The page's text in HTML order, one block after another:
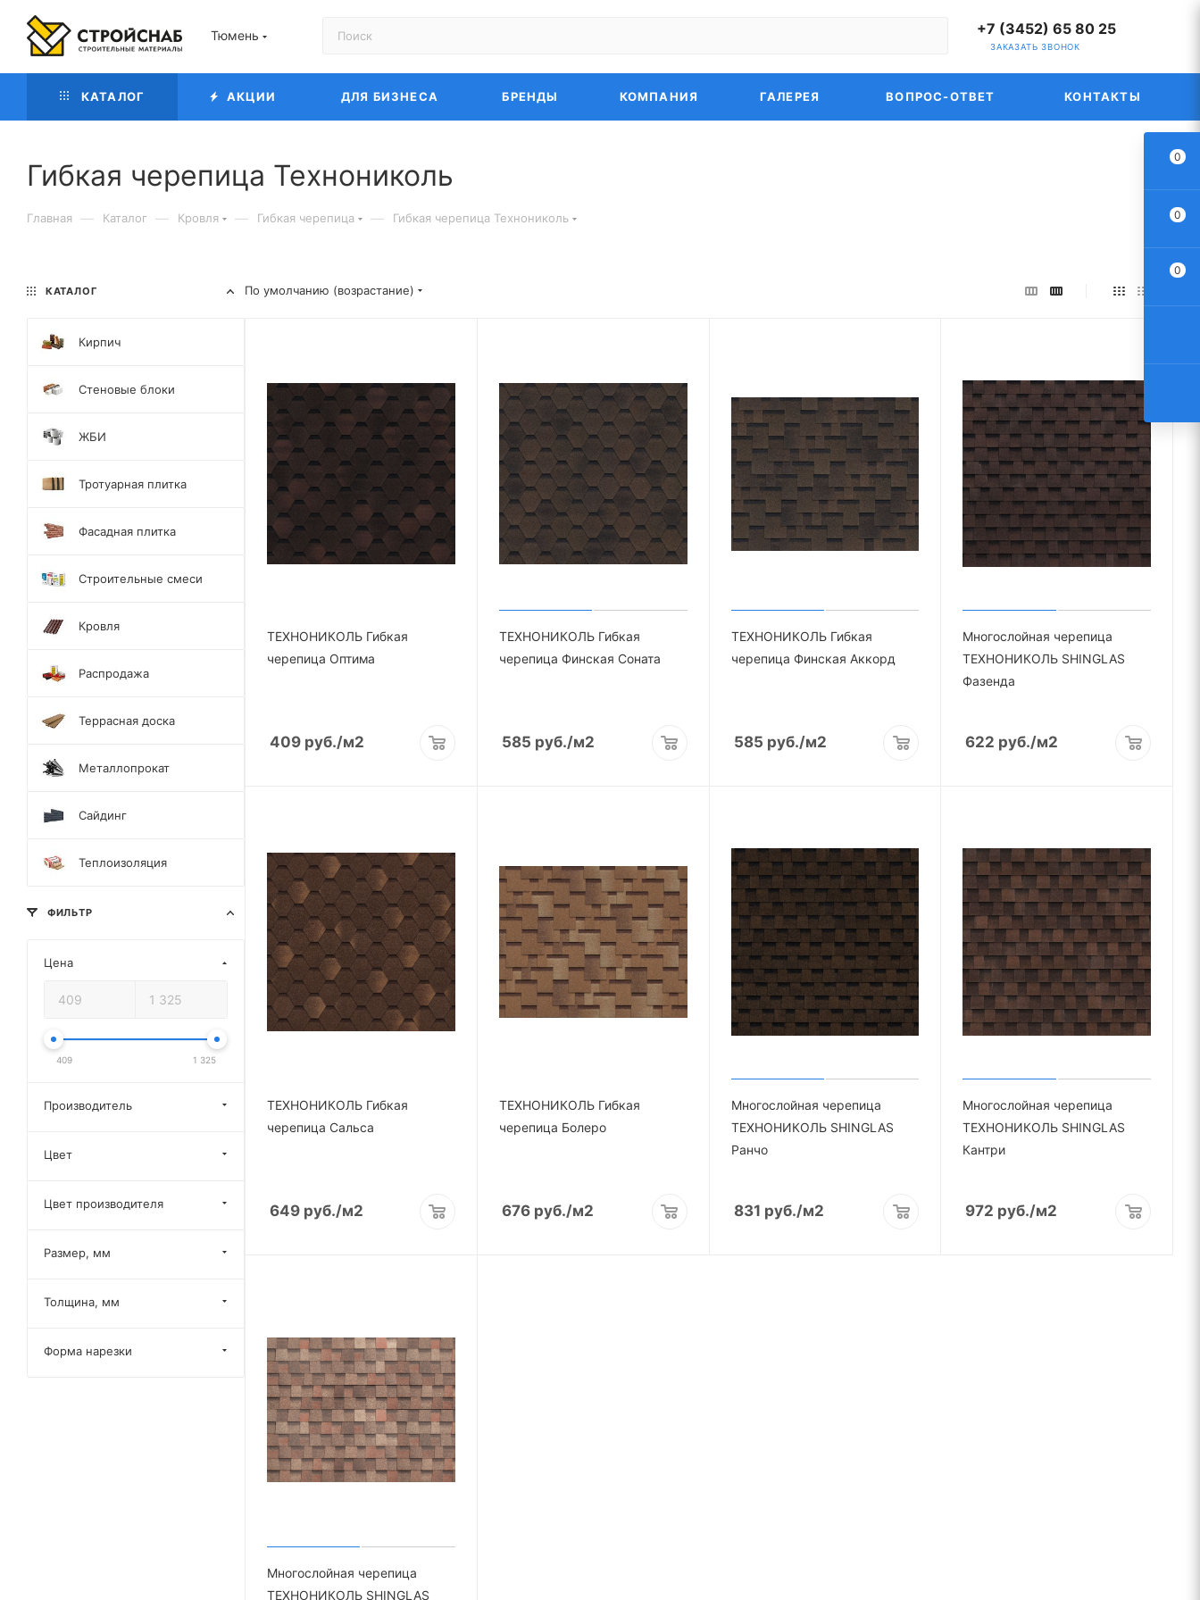
Тюмень +7 (3452) 65 80 25
ЗАКАЗАТЬ ЗВОНОК
КАТАЛОГ АКЦИИ ДЛЯ БИЗНЕСА БРЕНДЫ КОМПАНИЯ ГАЛЕРЕЯ ВОПРОС-ОТВЕТ КОНТАКТЫ
Гибкая черепица Технониколь
Главная — Каталог — Кровля — Гибкая черепица — Гибкая черепица Технониколь
По умолчанию (возрастание)
ТЕХНОНИКОЛЬ Гибкая
черепица Оптима
409 руб./м2
ТЕХНОНИКОЛЬ Гибкая
черепица Финская Соната
585 руб./м2
ТЕХНОНИКОЛЬ Гибкая
черепица Финская Аккорд
585 руб./м2
Многослойная черепица
ТЕХНОНИКОЛЬ SHINGLAS
Фазенда
622 руб./м2
ТЕХНОНИКОЛЬ Гибкая
черепица Сальса
649 руб./м2
ТЕХНОНИКОЛЬ Гибкая
черепица Болеро
676руб./м2
Многослойная черепица
ТЕХНОНИКОЛЬ SHINGLAS
Ранчо
831 руб./м2
Многослойная черепица
ТЕХНОНИКОЛЬ SHINGLAS
Кантри
972 руб./м2
Многослойная черепица
ТЕХНОНИКОЛЬ SHINGLAS
КАТАЛОГ
Кирпич
Стеновые блоки
ЖБИ
Тротуарная плитка
Фасадная плитка
Строительные смеси
Кровля
Распродажа
Террасная доска
Металлопрокат
Сайдинг
Теплоизоляция
ФИЛЬТР
Цена
409 1 325
Производитель
Цвет
Цвет производителя
Размер, мм
Толщина, мм
Форма нарезки
0
0
0